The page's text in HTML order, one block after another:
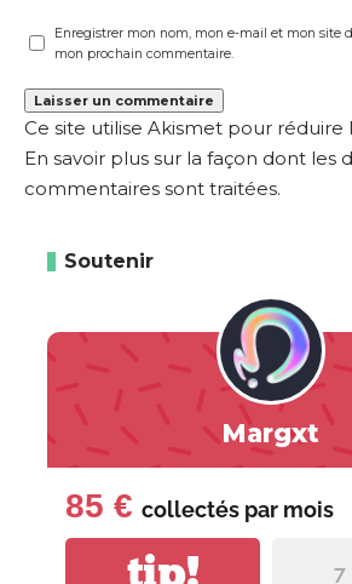
Enregistrer mon nom, mon e-mail et mon site
mon prochain commentaire.
Ce site utilise Akismet pour réduire
En savoir plus sur la façon dont les
commentaires sont traitées.
Soutenir
Margxt
85 € collectés par mois
tip! 7